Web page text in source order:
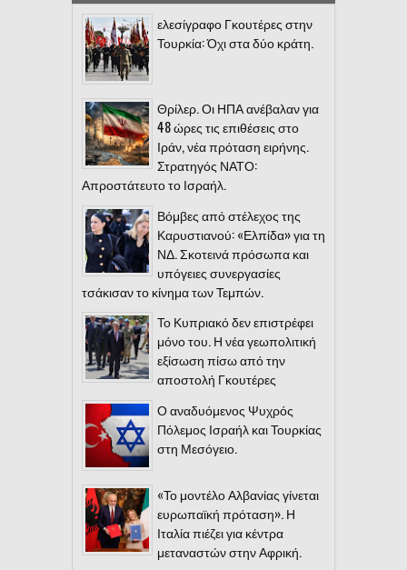
ελεσίγραφο Γκουτέρες στην
Τουρκία: Όχι στα δύο κράτη.
Θρίλερ. Οι ΗΠΑ ανέβαλαν για
48 ώρες τις επιθέσεις στο
Ιράν, νέα πρόταση ειρήνης.
Στρατηγός ΝΑΤΟ:
Απροστάτευτο το Ισραήλ.
Βόμβες από στέλεχος της
Καρυστιανού: «Ελπίδα» για τη
ΝΔ. Σκοτεινά πρόσωπα και
υπόγειες συνεργασίες
τσάκισαν το κίνημα των Τεμπών.
Το Κυπριακό δεν επιστρέφει
μόνο του. Η νέα γεωπολιτική
εξίσωση πίσω από την
αποστολή Γκουτέρες
Ο αναδυόμενος Ψυχρός
Πόλεμος Ισραήλ και Τουρκίας
στη Μεσόγειο.
«Το μοντέλο Αλβανίας γίνεται
ευρωπαϊκή πρόταση». Η
Ιταλία πιέζει για κέντρα
μεταναστών στην Αφρική.